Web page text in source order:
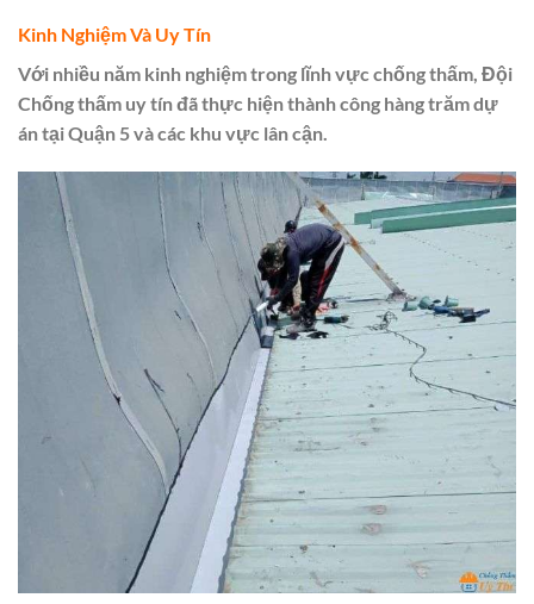
Kinh Nghiệm Và Uy Tín
Với nhiều năm kinh nghiệm trong lĩnh vực chống thấm, Đội
Chống thấm uy tín đã thực hiện thành công hàng trăm dự
án tại Quận 5 và các khu vực lân cận.